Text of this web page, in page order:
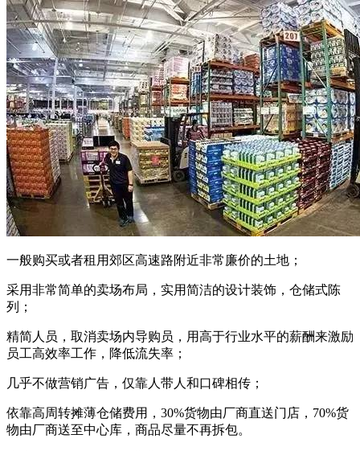
一般购买或者租用郊区高速路附近非常廉价的土地；
采用非常简单的卖场布局，实用简洁的设计装饰，仓储式陈
列；
精简人员，取消卖场内导购员，用高于行业水平的薪酬来激励
员工高效率工作，降低流失率；
几乎不做营销广告，仅靠人带人和口碑相传；
依靠高周转摊薄仓储费用，30%货物由厂商直送门店，70%货
物由厂商送至中心库，商品尽量不再拆包。